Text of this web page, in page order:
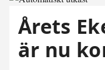
Årets
är nu